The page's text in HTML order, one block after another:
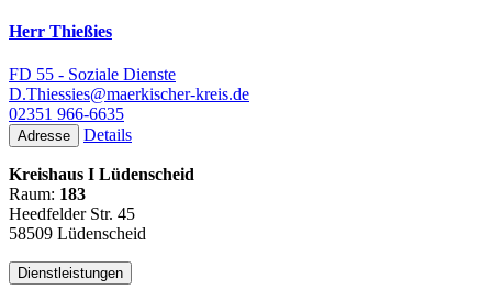
Herr Thießies
FD 55 - Soziale Dienste
D.Thiessies@maerkischer-kreis.de
02351 966-6635
Adresse Details
Kreishaus I Lüdenscheid
Raum: 183
Heedfelder Str. 45
58509 Lüdenscheid
Dienstleistungen